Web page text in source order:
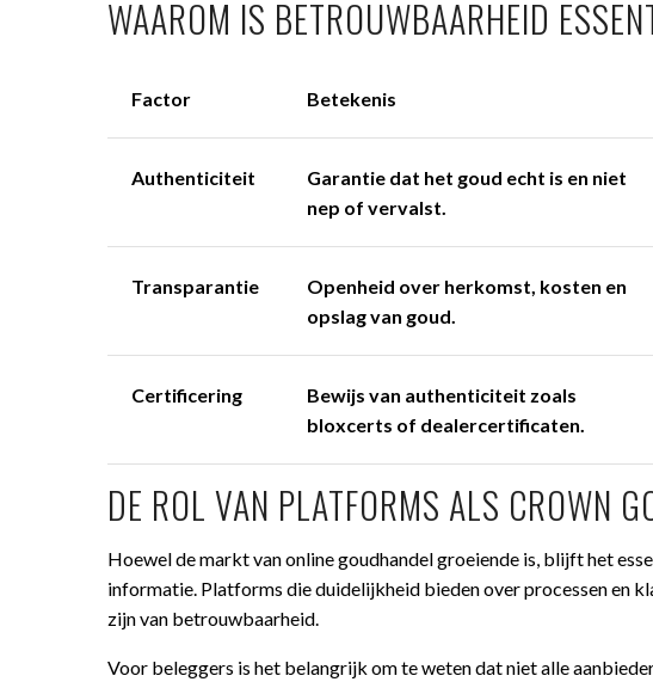
WAAROM IS BETROUWBAARHEID
Factor Betekenis
Authenticiteit
Garantie dat het goud echt is en niet
nep of vervalst.
Transparantie
Openheid over herkomst, kosten en
opslag van goud.
Certificering
Bewijs van authenticiteit zoals
bloxcerts of dealercertificaten.
DE ROL VAN PLATFORMS ALS CROWN
Hoewel de markt van online goudhandel groeiende is, blijft het
informatie. Platforms die duidelijkheid bieden over processen en
zijn van betrouwbaarheid.
Voor beleggers is het belangrijk om te weten dat niet alle